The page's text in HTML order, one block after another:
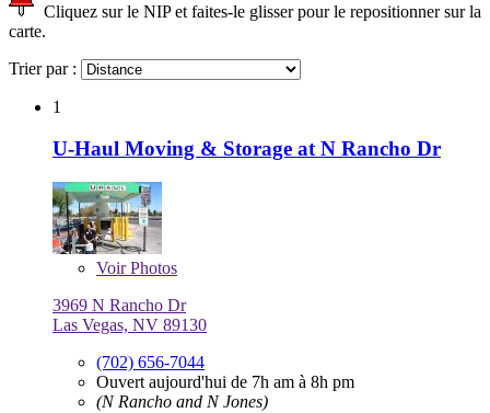
Cliquez sur le NIP et faites-le glisser pour le repositionner sur la
carte.
Trier par :
1
U-Haul Moving & Storage at N Rancho Dr
VoirPhotos
3969 N Rancho Dr
Las Vegas, NV 89130
(702) 656-7044
Ouvert aujourd'hui de 7h am à 8h pm
(N Rancho and N Jones)